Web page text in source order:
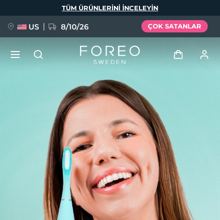
TÜM ÜRÜNLERINI INCELEYIN
US 8/10/26 ÇOK SATANLAR
Kullanici profi̇li̇
Cihazlarım
Siparişlerim
Adresim
Aboneliklerim
FAQ™ Pure Beauty-Tech Elixir
BREAKING NEWS
issa™ Teeth Whitening Set
Dil Seçimi
Deutsch
Español
Français
Italiano
Português
Svenska
Русский
简体中文 繁體中文